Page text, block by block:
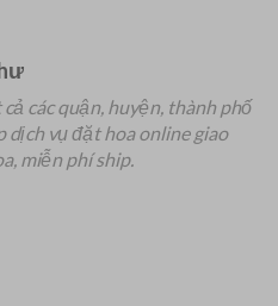
các quận, huyện, thành phố
dịch vụ đặt hoa online giao
miễn phí ship.